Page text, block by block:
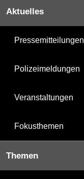
Aktuelles
Pressemitteilungen
Polizeimeldungen
Veranstaltungen
Fokusthemen
Themen